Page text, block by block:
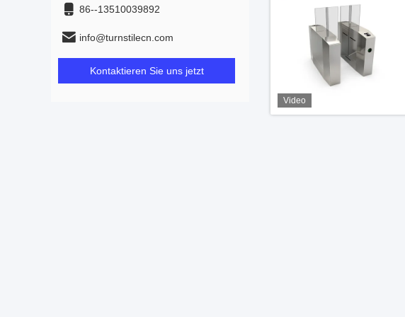
86--13510039892
info@turnstilecn.com
Kontaktieren Sie uns jetzt
Video